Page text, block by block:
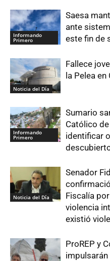
Informando
Primero
Saesa
ante
este fin de
Noticia del Día
Fallece
la Pelea en
Informando
Primero
Sumario
Católico
identificar
Noticia del Día
Senador
Fiscalía
violencia
existió
ProREP y